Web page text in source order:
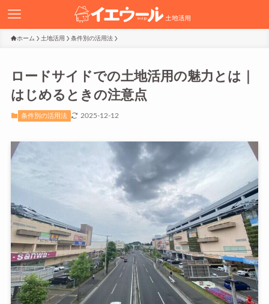
ホーム 土地活用 条件別の活用法
ロードサイドでの土地活用の魅力とは｜
はじめるときの注意点
条件別の活用法 2025-12-12